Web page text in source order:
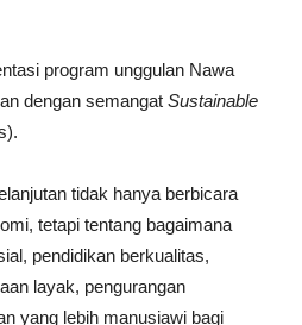
program unggulan Nawa
dengan semangat Sustainable
tidak hanya berbicara
tetapi tentang bagaimana
pendidikan berkualitas,
layak, pengurangan
yang lebih manusiawi bagi